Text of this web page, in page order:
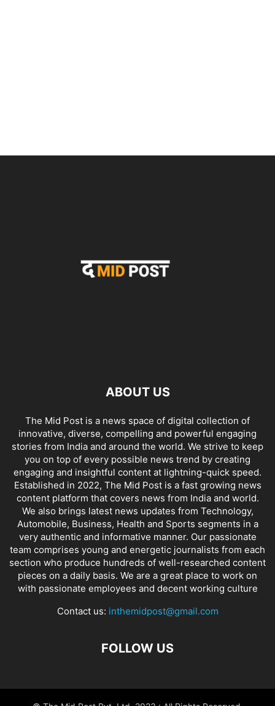
ABOUT US
The Mid Post is a news space of digital collection of
innovative, diverse, compelling and powerful engaging
stories from India and around the world. We strive to keep
you on top of every possible news trend by creating
engaging and insightful content at lightning-quick speed.
Established in 2022, The Mid Post is a fast growing news
content platform that covers news from India and world.
We also brings latest news updates from Technology,
Automobile, Business, Health and Sports segments in a
very authentic and informative manner. Our passionate
team comprises young and energetic journalists from each
section who produce hundreds of well-researched content
pieces on a daily basis. We are a great place to work on
with passionate employees and decent working culture
Contact us: inthemidpost@gmail.com
FOLLOW US